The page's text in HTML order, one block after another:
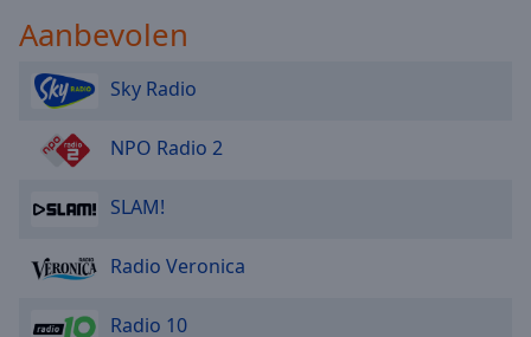
Aanbevolen
Sky Radio
NPO Radio 2
SLAM!
Radio Veronica
Radio 10